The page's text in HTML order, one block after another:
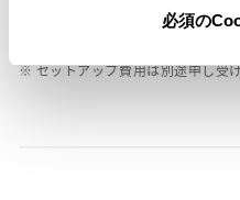
必須の
※ セットアップ費用は別途申し受